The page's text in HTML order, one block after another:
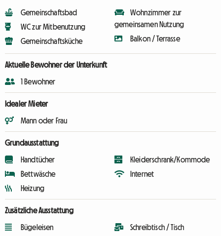
Gemeinschaftsbad
WC zur Mitbenutzung
Gemeinschaftsküche
Wohnzimmer zur
gemeinsamen Nutzung
Balkon / Terrasse
Aktuelle Bewohner der Unterkunft
1 Bewohner
Idealer Mieter
Mann oder Frau
Grundausstattung
Handtücher
Bettwäsche
Heizung
Kleiderschrank/Kommode
Internet
Zusätzliche Ausstattung
Bügeleisen
Schreibtisch / Tisch